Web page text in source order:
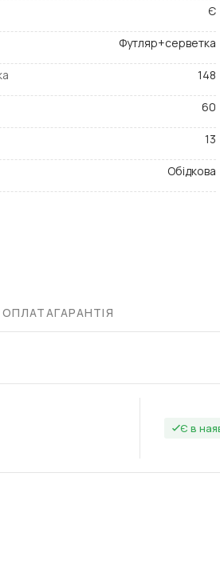
Є
Футляр+серветка
148
60
13
Обідкова
ГАРАНТІЯ
Є в